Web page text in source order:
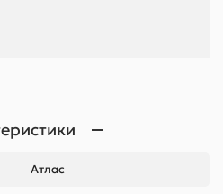
Атлас